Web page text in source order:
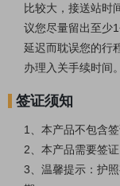
比较大，接送站时
议您尽量留出至少
延迟而耽误您的行
办理入关手续时间。
签证须知
1、本产品不包含签
2、本产品需要签
3、温馨提示：护